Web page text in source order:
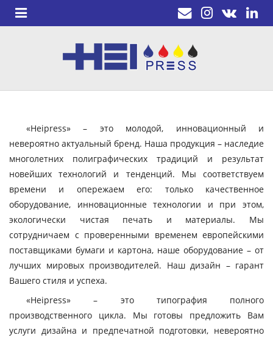
«Heipress» – это молодой, инновационный и
невероятно актуальный бренд. Наша продукция – наследие
многолетних полиграфических традиций и результат
новейших технологий и тенденций. Мы соответствуем
времени и опережаем его: только качественное
оборудование, инновационные технологии и при этом,
экологически чистая печать и материалы. Мы
сотрудничаем с проверенными временем европейскими
поставщиками бумаги и картона, наше оборудование – от
лучших мировых производителей. Наш дизайн – гарант
Вашего стиля и успеха.
«Heipress» – это типография полного
производственного цикла. Мы готовы предложить Вам
услуги дизайна и предпечатной подготовки, невероятно